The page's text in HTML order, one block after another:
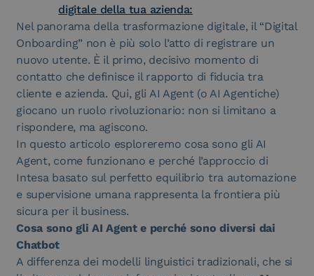
digitale della tua azienda:
Nel panorama della trasformazione digitale, il “Digital
Onboarding” non è più solo l’atto di registrare un
nuovo utente. È il primo, decisivo momento di
contatto che definisce il rapporto di fiducia tra
cliente e azienda. Qui, gli AI Agent (o AI Agentiche)
giocano un ruolo rivoluzionario: non si limitano a
rispondere, ma agiscono.
In questo articolo esploreremo cosa sono gli AI
Agent, come funzionano e perché l’approccio di
Intesa basato sul perfetto equilibrio tra automazione
e supervisione umana rappresenta la frontiera più
sicura per il business.
Cosa sono gli AI Agent e perché sono diversi dai
Chatbot
A differenza dei modelli linguistici tradizionali, che si